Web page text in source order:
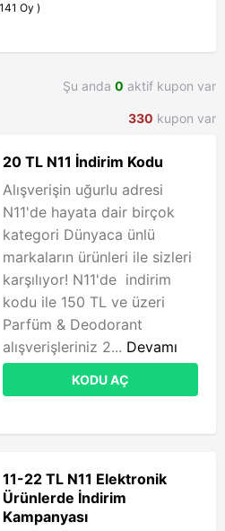
Oy )
Şu anda 0 aktif kupon var
330 kupon var
20 TL N11 İndirim Kodu
Alışverişin uğurlu adresi
N11'de hayata dair birçok
kategori Dünyaca ünlü
markaların ürünleri ile sizleri
karşılıyor! N11'de indirim
kodu ile 150 TL ve üzeri
Parfüm & Deodorant
alışverişleriniz 2... Devamı
KODU AÇ
11-22 TL N11 Elektronik
Ürünlerde İndirim
Kampanyası